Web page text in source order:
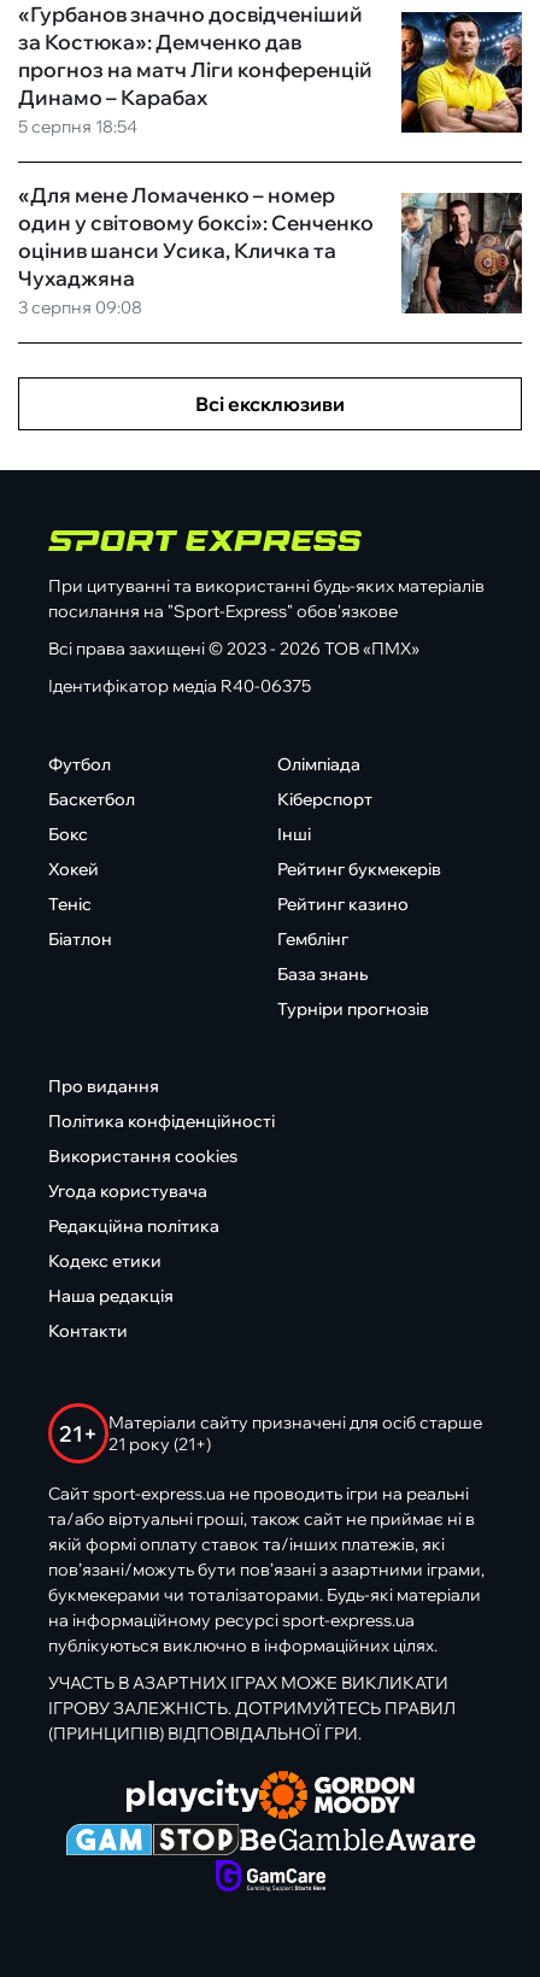
5 серпня 18:54
«Гурбанов значно досвідченіший
за Костюка»: Демченко дав
прогноз на матч Ліги конференцій
Динамо – Карабах
3 серпня 09:08
«Для мене Ломаченко – номер
один у світовому боксі»: Сенченко
оцінив шанси Усика, Кличка та
Чухаджяна
Всі ексклюзиви
При цитуванні та використанні будь-яких матеріалів
посилання на "Sport-Express" обов'язкове
Всі права захищені © 2023 - 2026 ТОВ «ПМХ»
Ідентифікатор медіа R40-06375
Футбол
Баскетбол
Бокс
Хокей
Теніс
Біатлон
Олімпіада
Кіберспорт
Інші
Рейтинг букмекерів
Рейтинг казино
Гемблінг
База знань
Турніри прогнозів
Про видання
Політика конфіденційності
Використання cookies
Угода користувача
Редакційна політика
Кодекс етики
Наша редакція
Контакти
21+
Матеріали сайту призначені для осіб старше
21 року (21+)
Сайт sport-express.ua не проводить ігри на реальні
та/або віртуальні гроші, також сайт не приймає ні в
якій формі оплату ставок та/інших платежів, які
пов’язані/можуть бути пов’язані з азартними іграми,
букмекерами чи тоталізаторами. Будь-які матеріали
на інформаційному ресурсі sport-express.ua
публікуються виключно в інформаційних цілях.
УЧАСТЬ В АЗАРТНИХ ІГРАХ МОЖЕ ВИКЛИКАТИ
ІГРОВУ ЗАЛЕЖНІСТЬ. ДОТРИМУЙТЕСЬ ПРАВИЛ
(ПРИНЦИПІВ) ВІДПОВІДАЛЬНОЇ ГРИ.